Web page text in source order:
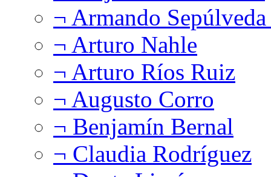
¬ Armando
¬ Arturo Nahle
¬ Arturo Ríos Ruiz
¬ Augusto Corro
¬ Benjamín Bernal
¬ Claudia Rodríguez